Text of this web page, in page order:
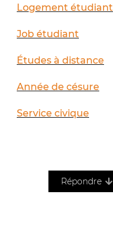
Logement étudiant
Job étudiant
Études à distance
Année de césure
Service civique
Répondre